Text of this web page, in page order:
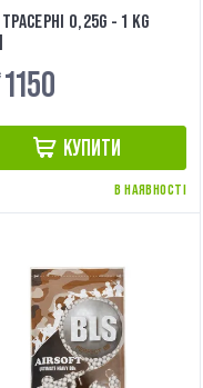
0,25G - 1 KG
1150
КУПИТИ
В НАЯВНОСТІ